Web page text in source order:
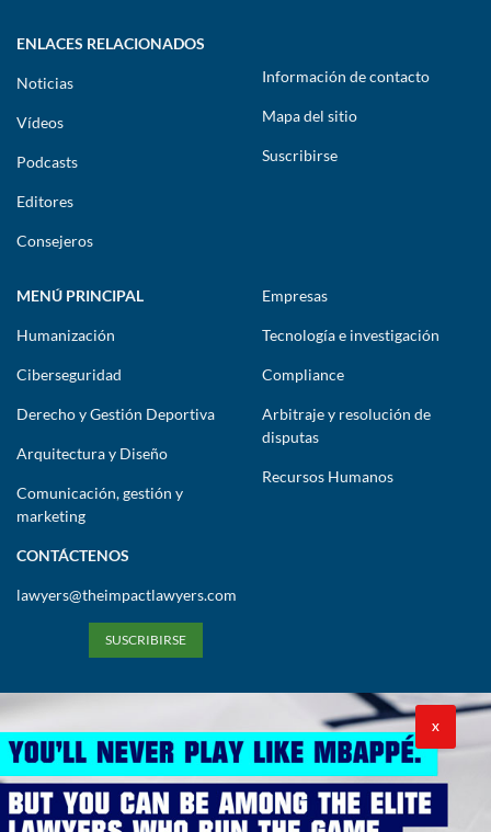
ENLACES RELACIONADOS
Noticias
Vídeos
Podcasts
Editores
Consejeros
Información de contacto
Mapa del sitio
Suscribirse
MENÚ PRINCIPAL
Humanización
Ciberseguridad
Derecho y Gestión Deportiva
Arquitectura y Diseño
Comunicación, gestión y
marketing
Empresas
Tecnología e investigación
Compliance
Arbitraje y resolución de
disputas
Recursos Humanos
CONTÁCTENOS
lawyers@theimpactlawyers.com
SUSCRIBIRSE
X